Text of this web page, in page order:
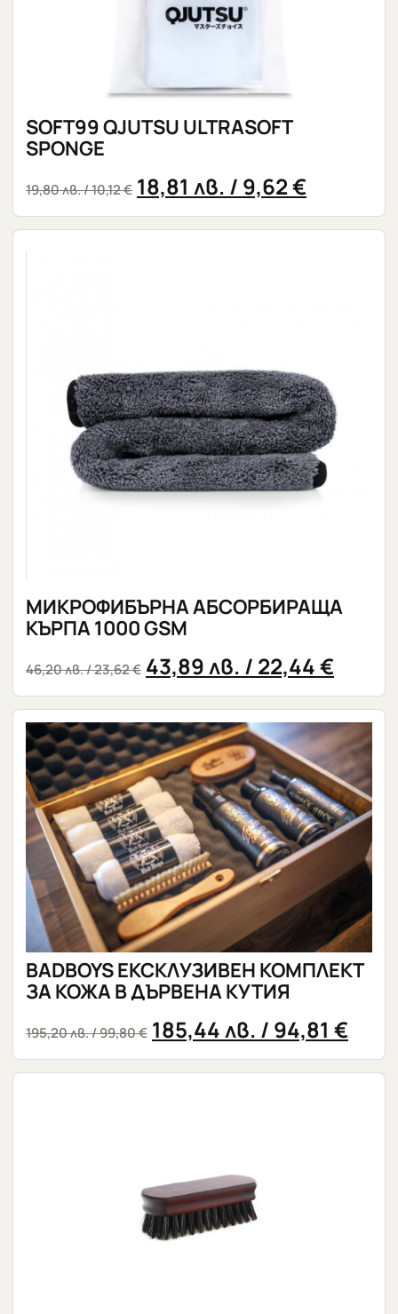
SOFT99 QJUTSU ULTRASOFT
SPONGE
19,80лв./ 10,12 € 18,81 лв. / 9,62 €
МИКРОФИБЪРНА АБСОРБИРАЩА
КЪРПА 1000 GSM
46,20лв./ 23,62 € 43,89 лв. / 22,44 €
BADBOYS ЕКСКЛУЗИВЕН КОМПЛЕКТ
ЗА КОЖА В ДЪРВЕНА КУТИЯ
195,20лв./ 99,80 € 185,44лв. / 94,81 €